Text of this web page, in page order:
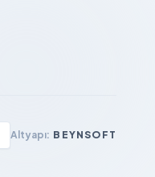
Altyapı: BEYNSOFT